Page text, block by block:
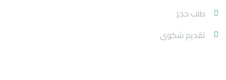
طلب حجز
تقديم شكوى